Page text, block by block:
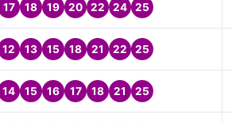
17 18 19 20 22 24 25
12 13 15 18 21 22 25
14 15 16 17 18 21 25